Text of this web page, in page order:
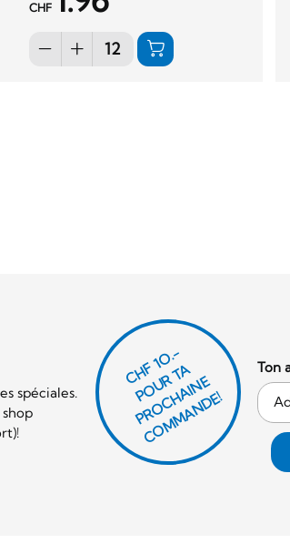
CHF
spéciales.
CHF 1O.-
P
O
U
R
T
A
P
R
O
C
H
AI
N
E
C
O
M
M
A
N
D
E!
Ton